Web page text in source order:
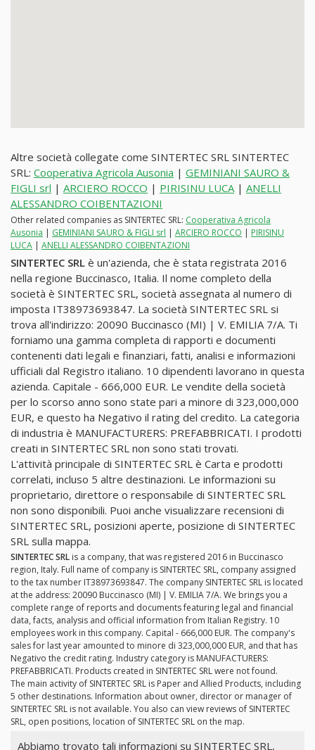
Altre società collegate come SINTERTEC SRL SINTERTEC
SRL: Cooperativa Agricola Ausonia | GEMINIANI SAURO &
FIGLI srl | ARCIERO ROCCO | PIRISINU LUCA| ANELLI
ALESSANDRO COIBENTAZIONI
Other related companies as SINTERTEC SRL: Cooperativa Agricola
Ausonia | GEMINIANI SAURO & FIGLI srl | ARCIERO ROCCO | PIRISINU
LUCA | ANELLI ALESSANDRO COIBENTAZIONI
SINTERTEC SRL è un'azienda, che è stata registrata 2016
nella regione Buccinasco, Italia. Il nome completo della
società è SINTERTEC SRL, società assegnata al numero di
imposta IT38973693847. La società SINTERTEC SRL si
trova all'indirizzo: 20090 Buccinasco (MI) | V. EMILIA 7/A. Ti
forniamo una gamma completa di rapporti e documenti
contenenti dati legali e finanziari, fatti, analisi e informazioni
ufficiali dal Registro italiano. 10 dipendenti lavorano in questa
azienda. Capitale - 666,000 EUR. Le vendite della società
per lo scorso anno sono state pari a minore di 323,000,000
EUR, e questo ha Negativo il rating del credito. La categoria
di industria è MANUFACTURERS: PREFABBRICATI. I prodotti
creati in SINTERTEC SRL non sono stati trovati.
L'attività principale di SINTERTEC SRL è Carta e prodotti
correlati, incluso 5 altre destinazioni. Le informazioni su
proprietario, direttore o responsabile di SINTERTEC SRL
non sono disponibili. Puoi anche visualizzare recensioni di
SINTERTEC SRL, posizioni aperte, posizione di SINTERTEC
SRL sulla mappa.
SINTERTEC SRL is a company, that was registered 2016 in Buccinasco
region, Italy. Full name of company is SINTERTEC SRL, company assigned
to the tax number IT38973693847. The company SINTERTEC SRL is located
at the address: 20090 Buccinasco (MI) | V. EMILIA 7/A. We brings you a
complete range of reports and documents featuring legal and financial
data, facts, analysis and official information from Italian Registry. 10
employees work in this company. Capital - 666,000 EUR. The company's
sales for last year amounted to minore di 323,000,000 EUR, and that has
Negativo the credit rating. Industry category is MANUFACTURERS:
PREFABBRICATI. Products created in SINTERTEC SRL were not found.
The main activity of SINTERTEC SRL is Paper and Allied Products, including
5 other destinations. Information about owner, director or manager of
SINTERTEC SRL is not available. You also can view reviews of SINTERTEC
SRL, open positions, location of SINTERTEC SRL on the map.
Abbiamo trovato tali informazioni su SINTERTEC SRL,